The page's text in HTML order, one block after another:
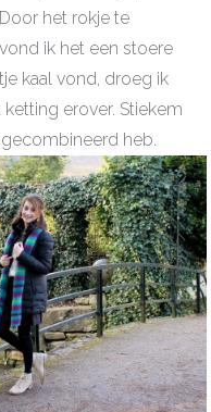
het rokje te
ik het een stoere
kaal vond, droeg ik
erover. Stiekem
heb.